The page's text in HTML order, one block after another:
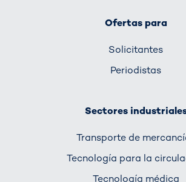
Ofertas para
Solicitantes
Periodistas
Sectores
Transporte de
Tecnología para la
Tecnología médica